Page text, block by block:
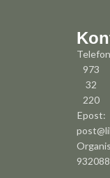
973
32
220
Epost: